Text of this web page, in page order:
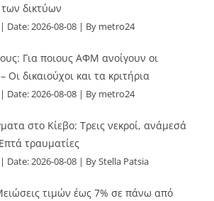
δικτύων
Date: 2026-08-08 By metro24
Για ποιους ΑΦΜ ανοίγουν οι
Οι δικαιούχοι και τα κριτήρια
Date: 2026-08-08 By metro24
στο Κίεβο: Τρεις νεκροί, ανάμεσά
τραυματίες
Date: 2026-08-08 By Stella Patsia
τιμών έως 7% σε πάνω από